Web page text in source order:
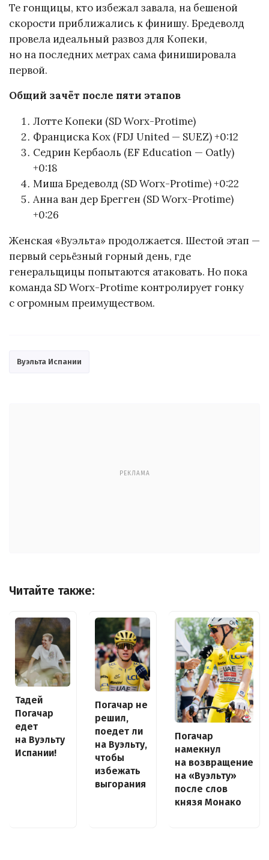
Те гонщицы, кто избежал завала, на бешеной
скорости приближались к финишу. Бредеволд
провела идеальный развоз для Копеки,
но на последних метрах сама финишировала
первой.
Общий зачёт после пяти этапов
Лотте Копеки (SD Worx-Protime)
Франциска Кох (FDJ United — SUEZ) +0:12
Седрин Кербаоль (EF Education — Oatly)
+0:18
Миша Бредеволд (SD Worx-Protime) +0:22
Анна ван дер Брегген (SD Worx-Protime)
+0:26
Женская «Вуэльта» продолжается. Шестой этап —
первый серьёзный горный день, где
генеральщицы попытаются атаковать. Но пока
команда SD Worx-Protime контролирует гонку
с огромным преимуществом.
Вуэльта Испании
РЕКЛАМА
Читайте также:
Тадей
Погачар
едет
на Вуэльту
Испании!
Погачар не
решил,
поедет ли
на Вуэльту,
чтобы
избежать
выгорания
Погачар
намекнул
на возвращение
на «Вуэльту»
после слов
князя Монако